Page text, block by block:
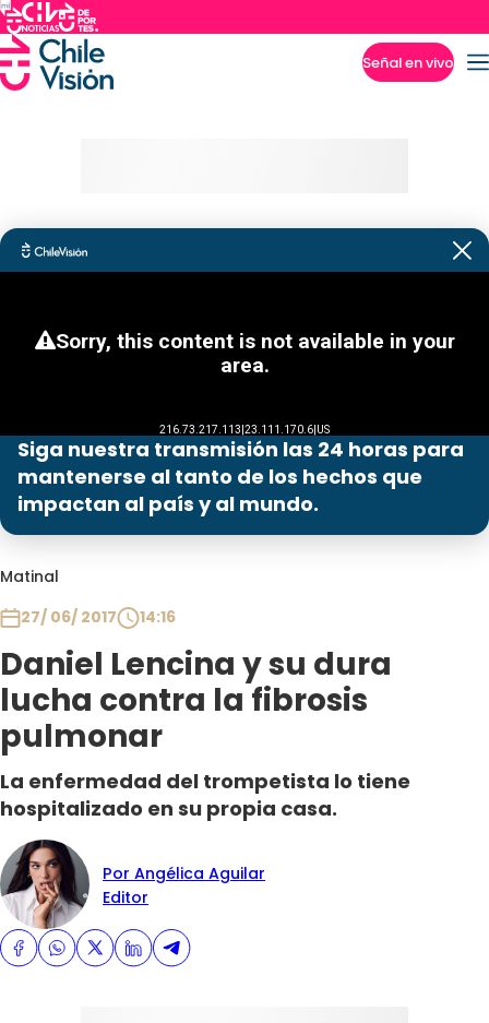
Señal en vivo
Siga nuestra transmisión las 24 horas para
mantenerse al tanto de los hechos que
impactan al país y al mundo.
Matinal
27/ 06/ 2017
14:16
Daniel Lencina y su dura
lucha contra la fibrosis
pulmonar
La enfermedad del trompetista lo tiene
hospitalizado en su propia casa.
Por Angélica Aguilar
Editor
Programas
Contigo en Directo
Plan Perfecto
El Tiempo
Sabingo
Todos Los Programas